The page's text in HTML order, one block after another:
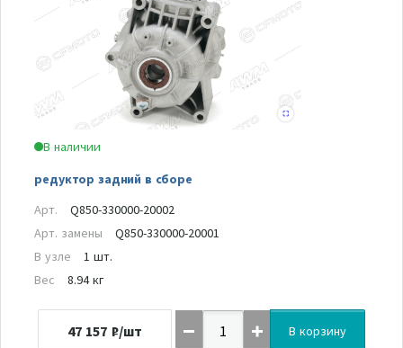
В наличии
редуктор задний в сборе
Арт.
Q850-330000-20002
Арт. замены
Q850-330000-20001
В узле
1 шт.
Вес
8.94 кг
47 157 ₽/шт В корзину